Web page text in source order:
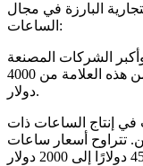
البارزة في مجال
الساعات:
الشركات المصنعة
للساعات. تبدأ الأسعار لساعة نسائية من هذه العلامة من 4000
دولار.
إنتاج الساعات ذات
تتراوح أسعار ساعات